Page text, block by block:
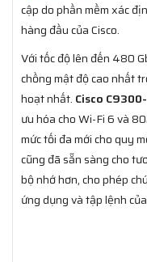
cập do phần mềm xác
hàng đầu của Cisco.
Với tốc độ lên đến 480
chồng mật độ cao nhất
hoạt nhất. Cisco
ưu hóa cho Wi-Fi 6 và
mức tối đa mới cho quy
cũng đã sẵn sàng cho
bộ nhớ hơn, cho phép
ứng dụng và tập lệnh